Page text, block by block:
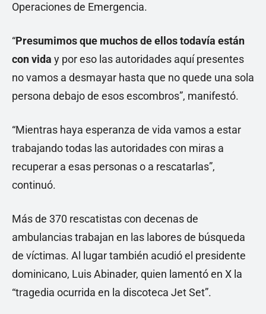
Operaciones de Emergencia.
“Presumimos que muchos de ellos todavía están
con vida y por eso las autoridades aquí presentes
no vamos a desmayar hasta que no quede una sola
persona debajo de esos escombros”, manifestó.
“Mientras haya esperanza de vida vamos a estar
trabajando todas las autoridades con miras a
recuperar a esas personas o a rescatarlas”,
continuó.
Más de 370 rescatistas con decenas de
ambulancias trabajan en las labores de búsqueda
de víctimas. Al lugar también acudió el presidente
dominicano, Luis Abinader, quien lamentó en X la
“tragedia ocurrida en la discoteca Jet Set”.